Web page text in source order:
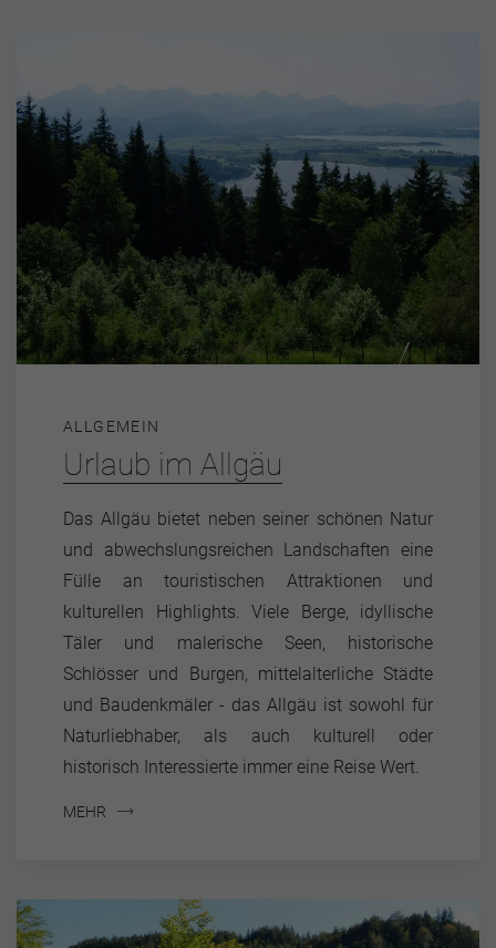
ALLGEMEIN
Urlaub im Allgäu
Das Allgäu bietet neben seiner schönen Natur
und abwechslungsreichen Landschaften eine
Fülle an touristischen Attraktionen und
kulturellen Highlights. Viele Berge, idyllische
Täler und malerische Seen, historische
Schlösser und Burgen, mittelalterliche Städte
und Baudenkmäler - das Allgäu ist sowohl für
Naturliebhaber, als auch kulturell oder
historisch Interessierte immer eine Reise Wert.
MEHR